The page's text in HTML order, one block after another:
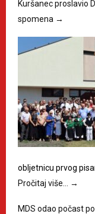
Kuršanec proslavio
spomena →
obljetnicu prvog
Pročitaj više… →
MDS odao počast